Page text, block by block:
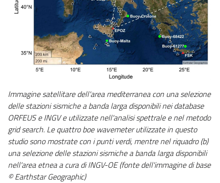
Immagine satellitare dell'area mediterranea con una selezione
delle stazioni sismiche a banda larga disponibili nei database
ORFEUS e INGV e utilizzate nell'analisi spettrale e nel metodo
grid search. Le quattro boe wavemeter utilizzate in questo
studio sono mostrate con i punti verdi, mentre nel riquadro (b)
una selezione delle stazioni sismiche a banda larga disponibili
nell'area etnea a cura di INGV-OE (fonte dell'immagine di base
© Earthstar Geographic)